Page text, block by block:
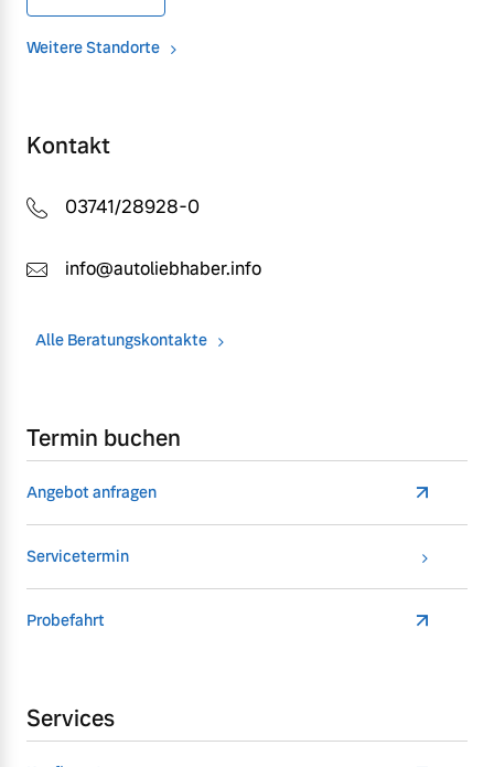
Weitere Standorte
Kontakt
03741/28928-0
info@autoliebhaber.info
Alle Beratungskontakte
Termin buchen
Angebot anfragen
Servicetermin
Probefahrt
Services